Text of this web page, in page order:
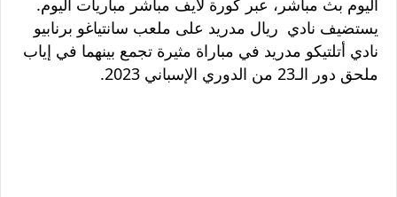
اليوم بث مباشر، عبر كورة لايف مباشر مباريات اليوم.
يستضيف نادي ريال مدريد على ملعب سانتياغو برنابيو
نادي أتلتيكو مدريد في مباراة مثيرة تجمع بينهما في إياب
ملحق دور الـ23 من الدوري الإسباني 2023.